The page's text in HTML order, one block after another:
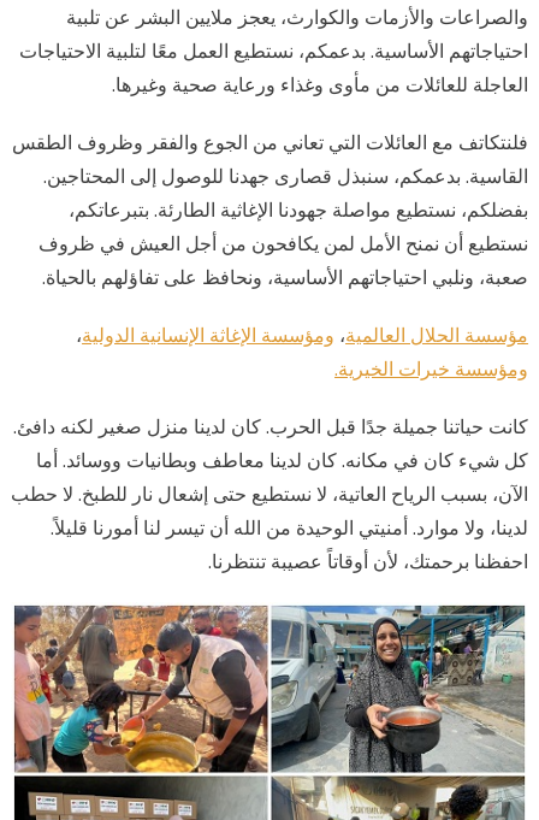
والصراعات والأزمات والكوارث، يعجز ملايين البشر عن تلبية
احتياجاتهم الأساسية. بدعمكم، نستطيع العمل معًا لتلبية الاحتياجات
العاجلة للعائلات من مأوى وغذاء ورعاية صحية وغيرها.
فلنتكاتف مع العائلات التي تعاني من الجوع والفقر وظروف الطقس
القاسية. بدعمكم، سنبذل قصارى جهدنا للوصول إلى المحتاجين.
بفضلكم، نستطيع مواصلة جهودنا الإغاثية الطارئة. بتبرعاتكم،
نستطيع أن نمنح الأمل لمن يكافحون من أجل العيش في ظروف
صعبة، ونلبي احتياجاتهم الأساسية، ونحافظ على تفاؤلهم بالحياة.
مؤسسة الحلال العالمية، ومؤسسة الإغاثة الإنسانية الدولية،
ومؤسسة خيرات الخيرية.
كانت حياتنا جميلة جدًا قبل الحرب. كان لدينا منزل صغير لكنه دافئ.
كل شيء كان في مكانه. كان لدينا معاطف وبطانيات ووسائد. أما
الآن، بسبب الرياح العاتية، لا نستطيع حتى إشعال نار للطبخ. لا حطب
لدينا، ولا موارد. أمنيتي الوحيدة من الله أن تيسر لنا أمورنا قليلاً.
احفظنا برحمتك، لأن أوقاتاً عصيبة تنتظرنا.